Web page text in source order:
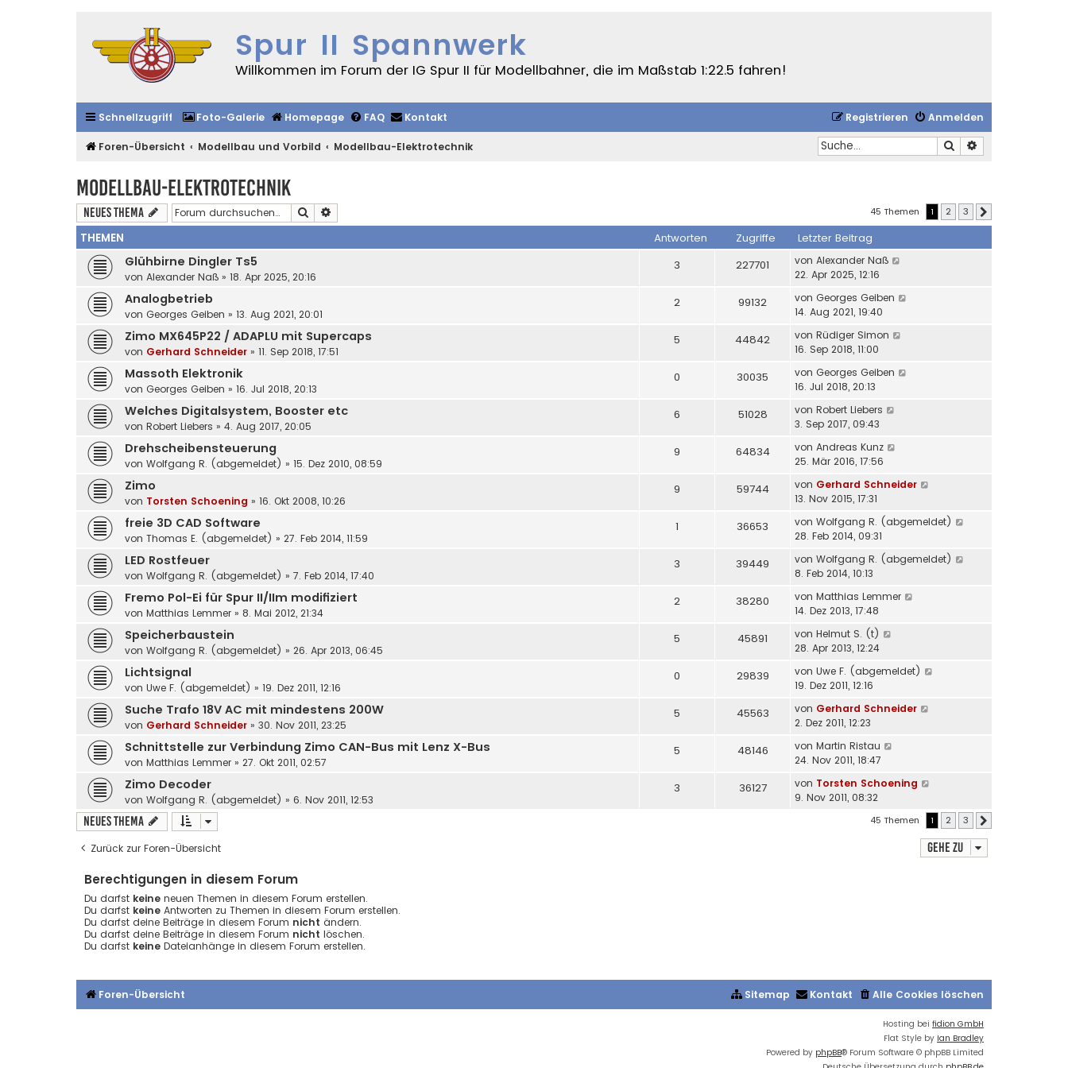
Spur II Spannwerk
Willkommen im Forum der IG Spur II für Modellbahner, die im Maßstab 1:22.5 fahren!
Schnellzugriff Foto-Galerie Homepage FAQ Kontakt Anmelden
Registrieren
Foren-Übersicht Modellbau und Vorbild Modellbau-Elektrotechnik Suche
Modellbau-Elektrotechnik
Neues Thema Suche 45 Themen 1 2 3
THEMEN Antworten Zugriffe Letzter Beitrag
Glühbirne Dingler Ts5
von Alexander Naß » 18. Apr 2025, 20:16
3 227701 von Alexander Naß
22. Apr 2025, 12:16
Analogbetrieb
von Georges Geiben » 13. Aug 2021, 20:01
2 99132 von Georges Geiben
14. Aug 2021, 19:40
Zimo MX645P22 / ADAPLU mit Supercaps
von Gerhard Schneider » 11. Sep 2018, 17:51
5 44842 von Rüdiger Simon
16. Sep 2018, 11:00
Massoth Elektronik
von Georges Geiben » 16. Jul 2018, 20:13
0 30035 von Georges Geiben
16. Jul 2018, 20:13
Welches Digitalsystem, Booster etc
von Robert Liebers » 4. Aug 2017, 20:05
6 51028 von Robert Liebers
3. Sep 2017, 09:43
Drehscheibensteuerung
von Wolfgang R. (abgemeldet) » 15. Dez 2010, 08:59
9 64834 von Andreas Kunz
25. Mär 2016, 17:56
Zimo
von Torsten Schoening » 16. Okt 2008, 10:26
9 59744 von Gerhard Schneider
13. Nov 2015, 17:31
freie 3D CAD Software
von Thomas E. (abgemeldet) » 27. Feb 2014, 11:59
1 36653 von Wolfgang R. (abgemeldet)
28. Feb 2014, 09:31
LED Rostfeuer
von Wolfgang R. (abgemeldet) » 7. Feb 2014, 17:40
3 39449 von Wolfgang R. (abgemeldet)
8. Feb 2014, 10:13
Fremo Pol-Ei für Spur II/IIm modifiziert
von Matthias Lemmer » 8. Mai 2012, 21:34
2 38280 von Matthias Lemmer
14. Dez 2013, 17:48
Speicherbaustein
von Wolfgang R. (abgemeldet) » 26. Apr 2013, 06:45
5 45891 von Helmut S. (t)
28. Apr 2013, 12:24
Lichtsignal
von Uwe F. (abgemeldet) » 19. Dez 2011, 12:16
0 29839 von Uwe F. (abgemeldet)
19. Dez 2011, 12:16
Suche Trafo 18V AC mit mindestens 200W
von Gerhard Schneider » 30. Nov 2011, 23:25
5 45563 von Gerhard Schneider
2. Dez 2011, 12:23
Schnittstelle zur Verbindung Zimo CAN-Bus mit Lenz X-Bus
von Matthias Lemmer » 27. Okt 2011, 02:57
5 48146 von Martin Ristau
24. Nov 2011, 18:47
Zimo Decoder
von Wolfgang R. (abgemeldet) » 6. Nov 2011, 12:53
3 36127 von Torsten Schoening
9. Nov 2011, 08:32
Neues Thema 45 Themen 1 2 3
Zurück zur Foren-Übersicht Gehe zu
Berechtigungen in diesem Forum
Du darfst keine neuen Themen in diesem Forum erstellen.
Du darfst keine Antworten zu Themen in diesem Forum erstellen.
Du darfst deine Beiträge in diesem Forum nicht ändern.
Du darfst deine Beiträge in diesem Forum nicht löschen.
Du darfst keine Dateianhänge in diesem Forum erstellen.
Foren-Übersicht Alle Cookies löschen
Kontakt
Sitemap
Hosting bei fidion GmbH
Flat Style by Ian Bradley
Powered by phpBB® Forum Software © phpBB Limited